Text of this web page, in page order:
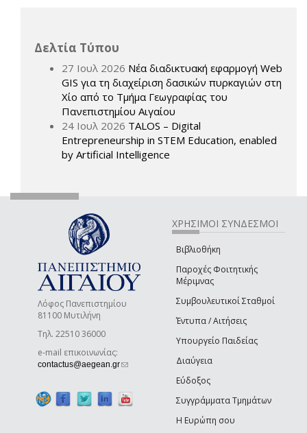
Δελτία Τύπου
27 Ιουλ 2026 Νέα διαδικτυακή εφαρμογή Web
GIS για τη διαχείριση δασικών πυρκαγιών στη
Χίο από το Τμήμα Γεωγραφίας του
Πανεπιστημίου Αιγαίου
24 Ιουλ 2026 TALOS – Digital
Entrepreneurship in STEM Education, enabled
by Artificial Intelligence
Λόφος Πανεπιστημίου
81100 Μυτιλήνη
Τηλ. 22510 36000
e-mail επικοινωνίας:
contactus@aegean.gr(link sends e-mail)
ΧΡΗΣΙΜΟΙ ΣΥΝΔΕΣΜΟΙ
Βιβλιοθήκη
Παροχές Φοιτητικής
Μέριμνας
Συμβουλευτικοί Σταθμοί
Έντυπα / Αιτήσεις
Υπουργείο Παιδείας
Διαύγεια
Εύδοξος
Συγγράμματα Τμημάτων
Η Ευρώπη σου